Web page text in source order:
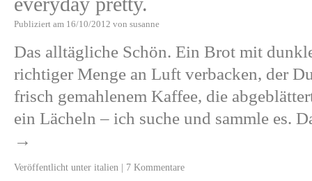
Publiziert am 16/10/2012 von susanne
Das alltägliche Schön. Ein Brot mit
richtiger Menge an Luft verbacken, der
frisch gemahlenem Kaffee, die
ein Lächeln – ich suche und sammle es.
→
Veröffentlicht unter italien | 7 Kommentare